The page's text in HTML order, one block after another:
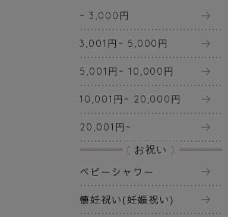
~ 3,000円
3,001円~ 5,000円
5,001円~ 10,000円
10,001円~ 20,000円
20,001円~
お祝い
ベビーシャワー
懐妊祝い(妊娠祝い)